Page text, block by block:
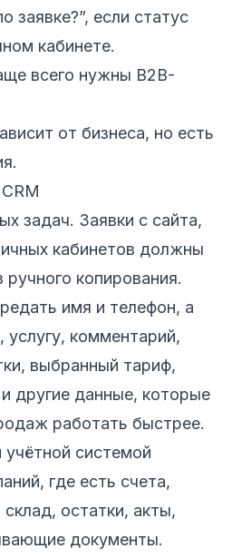
заявке?”, если статус
кабинете.
всего нужны B2B-
от бизнеса, но есть
задач. Заявки с сайта,
кабинетов должны
копирования.
имя и телефон, а
услугу, комментарий,
выбранный тариф,
и другие данные, которые
работать быстрее.
учётной системой
где есть счета,
остатки, акты,
документы.